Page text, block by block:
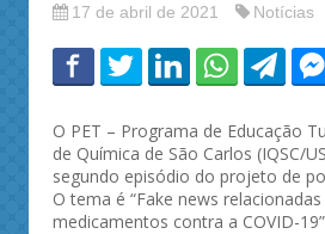
17 de abril de 2021 Notícias
O PET – Programa de Educação
de Química de São Carlos (IQSC/
segundo episódio do projeto de
O tema é “Fake news
medicamentos contra a COVID-19”